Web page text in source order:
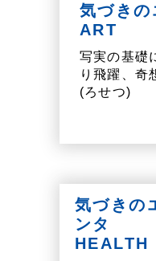
気づきの
ART
写実の基礎
り飛躍、奇
(ろせつ)
気づきの
ンタ
HEALTH